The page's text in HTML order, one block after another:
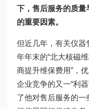
下，售后服务的质量
的重要因素。
但近几年，有关仪
年年末的“北大核磁
商提升维保费用”，
企业竞争的又一“利
了他对售后服务的